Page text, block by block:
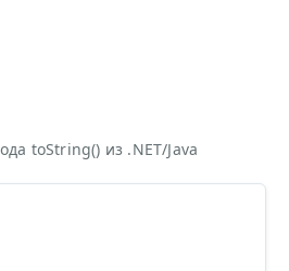
toString() из .NET/Java